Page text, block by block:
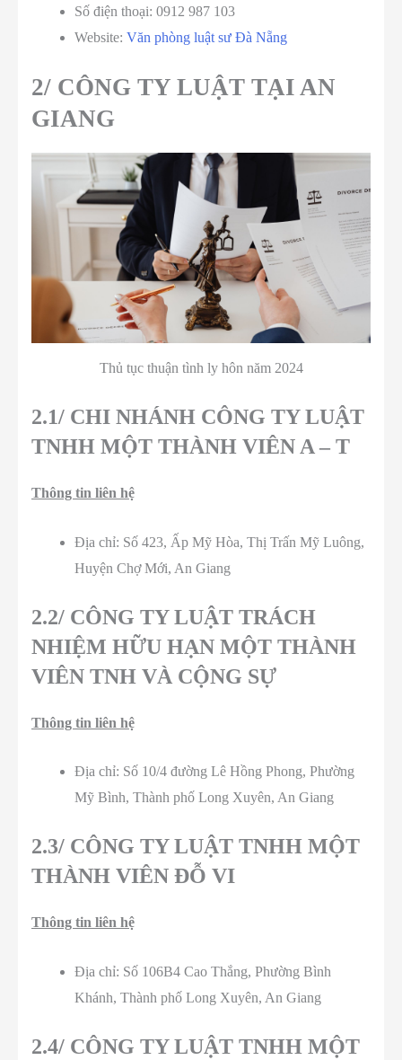
Số điện thoại: 0912 987 103
Website: Văn phòng luật sư Đà Nẵng
2/ CÔNG TY LUẬT TẠI AN
GIANG
Thủ tục thuận tình ly hôn năm 2024
2.1/ CHI NHÁNH CÔNG TY LUẬT
TNHH MỘT THÀNH VIÊN A – T
Thông tin liên hệ
Địa chỉ: Số 423, Ấp Mỹ Hòa, Thị Trấn Mỹ Luông,
Huyện Chợ Mới, An Giang
2.2/ CÔNG TY LUẬT TRÁCH
NHIỆM HỮU HẠN MỘT THÀNH
VIÊN TNH VÀ CỘNG SỰ
Thông tin liên hệ
Địa chỉ: Số 10/4 đường Lê Hồng Phong, Phường
Mỹ Bình, Thành phố Long Xuyên, An Giang
2.3/ CÔNG TY LUẬT TNHH MỘT
THÀNH VIÊN ĐỖ VI
Thông tin liên hệ
Địa chỉ: Số 106B4 Cao Thắng, Phường Bình
Khánh, Thành phố Long Xuyên, An Giang
2.4/ CÔNG TY LUẬT TNHH MỘT